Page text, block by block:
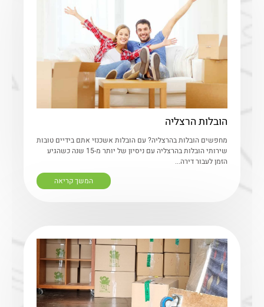
הובלות הרצליה
מחפשים הובלות בהרצליה? עם הובלות אשכנזי אתם בידיים טובות
שירותי הובלות בהרצליה עם ניסיון של יותר מ-15 שנה כשהגיע
הזמן לעבור דירה...
המשך קריאה